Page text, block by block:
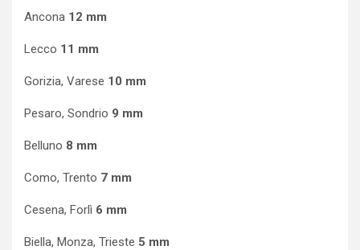
Ancona 12 mm
Lecco 11 mm
Gorizia, Varese 10 mm
Pesaro, Sondrio 9 mm
Belluno 8 mm
Como, Trento 7 mm
Cesena, Forlì 6 mm
Biella, Monza, Trieste 5 mm